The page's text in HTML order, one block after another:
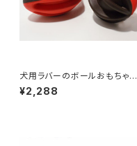
犬用ラバーのボールおもちゃ／
ウィグワグボール
¥2,288